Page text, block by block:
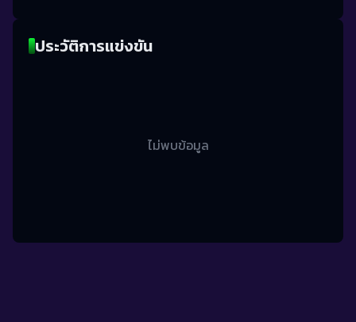
ประวัติการแข่งขัน
ไม่พบข้อมูล